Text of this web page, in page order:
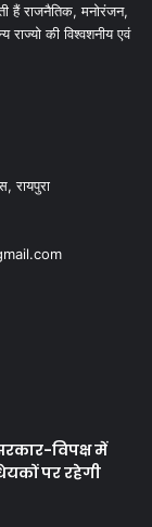
हैं राजनैतिक, मनोरंजन,
राज्यो की विश्वशनीय एवं
रायपुरा
विपक्ष में
पर रहेगी